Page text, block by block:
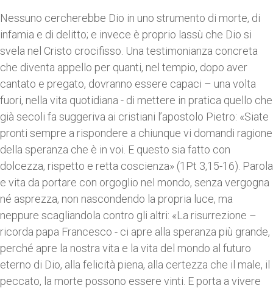
Nessuno cercherebbe Dio in uno strumento di morte, di
infamia e di delitto; e invece è proprio lassù che Dio si
svela nel Cristo crocifisso. Una testimonianza concreta
che diventa appello per quanti, nel tempio, dopo aver
cantato e pregato, dovranno essere capaci – una volta
fuori, nella vita quotidiana - di mettere in pratica quello che
già secoli fa suggeriva ai cristiani l’apostolo Pietro: «Siate
pronti sempre a rispondere a chiunque vi domandi ragione
della speranza che è in voi. E questo sia fatto con
dolcezza, rispetto e retta coscienza» (1Pt 3,15-16). Parola
e vita da portare con orgoglio nel mondo, senza vergogna
né asprezza, non nascondendo la propria luce, ma
neppure scagliandola contro gli altri: «La risurrezione –
ricorda papa Francesco - ci apre alla speranza più grande,
perché apre la nostra vita e la vita del mondo al futuro
eterno di Dio, alla felicità piena, alla certezza che il male, il
peccato, la morte possono essere vinti. E porta a vivere